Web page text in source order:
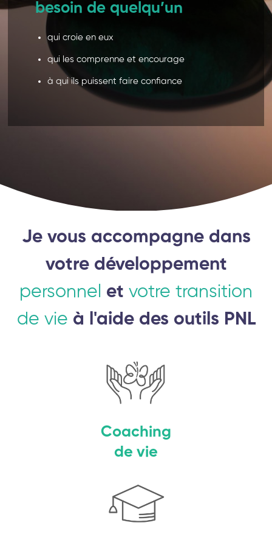
besoin de quelqu’un
qui croie en eux
qui les comprenne et encourage
à qui ils puissent faire confiance
Je vous accompagne dans
votre développement
personnel et votre transition
de vie à l'aide des outils PNL
Coaching
de vie